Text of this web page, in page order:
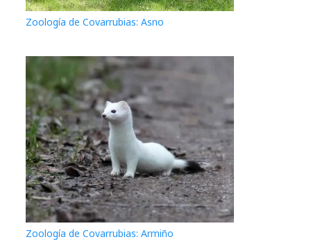
Zoología de Covarrubias: Asno
Zoología de Covarrubias: Armiño